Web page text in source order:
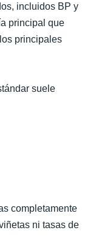
incluidos BP y
principal que
principales
suele
completamente
ni tasas de